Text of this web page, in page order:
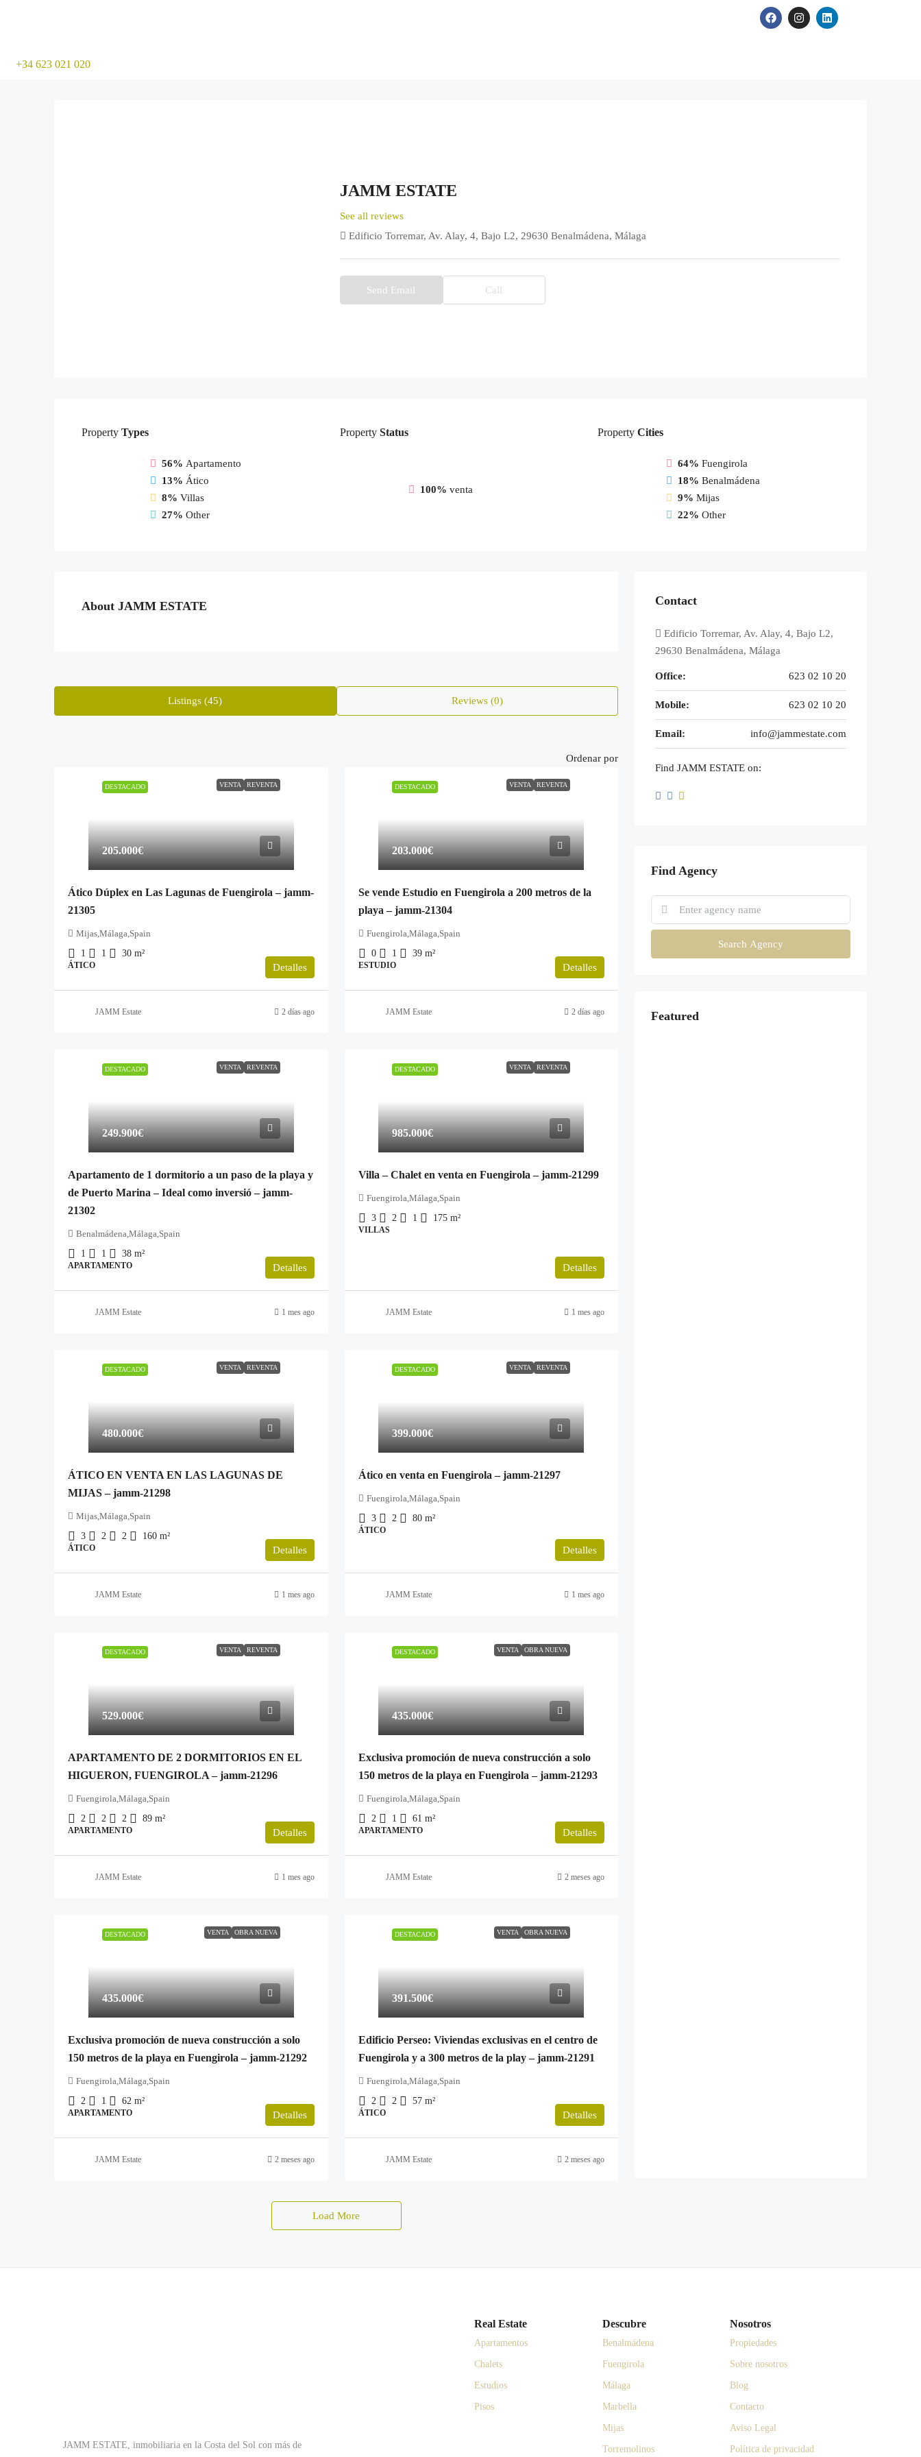
+34 623 021 020
JAMM ESTATE
See all reviews
Edificio Torremar, Av. Alay, 4, Bajo L2, 29630 Benalmádena, Málaga
Send Email Call
Property Types
56% Apartamento
13% Ático
8% Villas
27% Other
PropertyStatus
100% venta
Property Cities
64% Fuengirola
18% Benalmádena
9% Mijas
22% Other
About JAMM ESTATE
Listings (45) Reviews (0)
Ordenar por
DESTACADO VENTA REVENTA
205.000€
Ático Dúplex en Las Lagunas de Fuengirola – jamm-
21305
Mijas,Málaga,Spain
1
1 30 m²
ÁTICO Detalles
JAMM Estate 2 días ago
DESTACADO VENTA REVENTA
203.000€
Se vende Estudio en Fuengirola a 200 metros de la
playa – jamm-21304
Fuengirola,Málaga,Spain
0
1 39 m²
ESTUDIO Detalles
JAMM Estate 2 días ago
DESTACADO VENTA REVENTA
249.900€
Apartamento de 1 dormitorio a un paso de la playa y
de Puerto Marina – Ideal como inversió – jamm-
21302
Benalmádena,Málaga,Spain
1
1 38 m²
APARTAMENTO Detalles
JAMM Estate 1 mes ago
DESTACADO VENTA REVENTA
985.000€
Villa – Chalet en venta en Fuengirola – jamm-21299
Fuengirola,Málaga,Spain
3
2 1 175 m²
VILLAS
Detalles
JAMM Estate 1 mes ago
DESTACADO VENTA REVENTA
480.000€
ÁTICO EN VENTA EN LAS LAGUNAS DE
MIJAS – jamm-21298
Mijas,Málaga,Spain
3
2 2 160 m²
ÁTICO Detalles
JAMM Estate 1 mes ago
DESTACADO VENTA REVENTA
399.000€
Ático en venta en Fuengirola – jamm-21297
Fuengirola,Málaga,Spain
3
2 80 m²
ÁTICO
Detalles
JAMM Estate 1 mes ago
DESTACADO VENTA REVENTA
529.000€
APARTAMENTO DE 2 DORMITORIOS EN EL
HIGUERON, FUENGIROLA – jamm-21296
Fuengirola,Málaga,Spain
2
2 2 89 m²
APARTAMENTO Detalles
JAMM Estate 1 mes ago
DESTACADO VENTA OBRA NUEVA
435.000€
Exclusiva promoción de nueva construcción a solo
150 metros de la playa en Fuengirola – jamm-21293
Fuengirola,Málaga,Spain
2
1 61 m²
APARTAMENTO Detalles
JAMM Estate 2 meses ago
DESTACADO VENTA OBRA NUEVA
435.000€
Exclusiva promoción de nueva construcción a solo
150 metros de la playa en Fuengirola – jamm-21292
Fuengirola,Málaga,Spain
2
1 62 m²
APARTAMENTO Detalles
JAMM Estate 2 meses ago
DESTACADO VENTA OBRA NUEVA
391.500€
Edificio Perseo: Viviendas exclusivas en el centro de
Fuengirola y a 300 metros de la play – jamm-21291
Fuengirola,Málaga,Spain
2
2 57 m²
ÁTICO Detalles
JAMM Estate 2 meses ago
Load More
Contact
Edificio Torremar, Av. Alay, 4, Bajo L2,
29630 Benalmádena, Málaga
Office: 623 02 10 20
Mobile: 623 02 10 20
Email: info@jammestate.com
Find JAMM ESTATE on:
Find Agency
Search Agency
Featured
JAMM ESTATE, inmobiliaria en la Costa del Sol con más de
Real Estate
Apartamentos
Chalets
Estudios
Pisos
Descubre
Benalmádena
Fuengirola
Málaga
Marbella
Mijas
Torremolinos
Nosotros
Propiedades
Sobre nosotros
Blog
Contacto
Aviso Legal
Política de privacidad